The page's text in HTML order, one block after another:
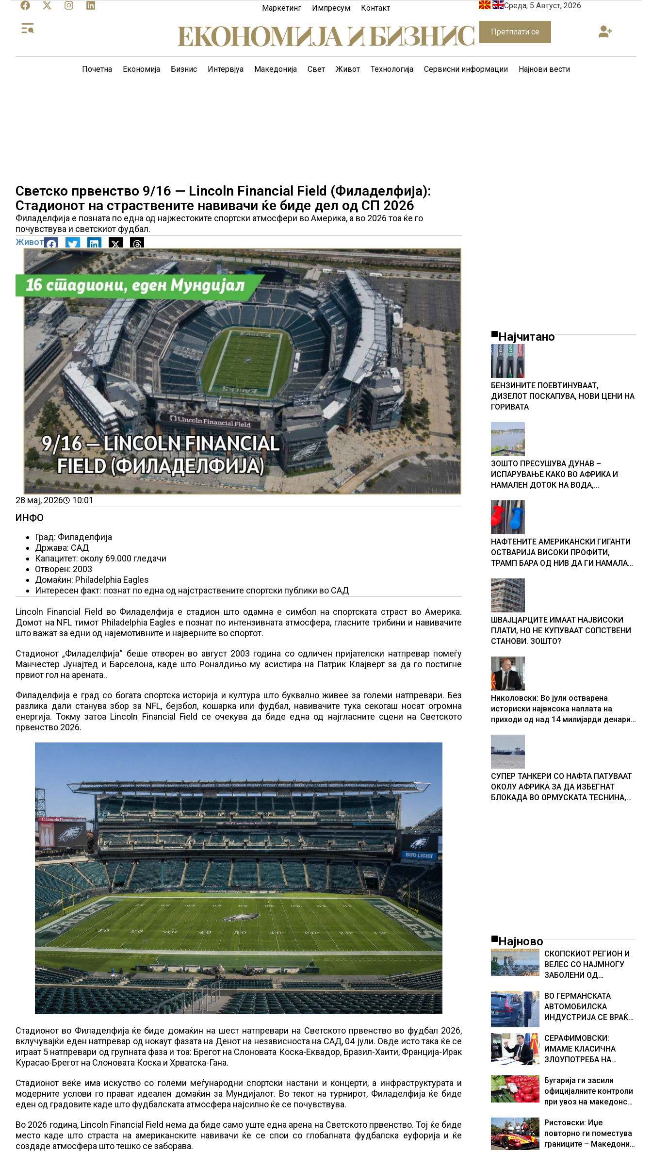
Маркетинг Импресум Контакт Среда, 5 Август, 2026
Претплати се
Почетна Економија Бизнис Интервјуа Македонија Свет Живот Технологија Сервисни информации Најнови вести
Светско првенство 9/16 — Lincoln Financial Field (Филаделфија):
Стадионот на страствените навивачи ќе биде дел од СП 2026
Филаделфија е позната по една од најжестоките спортски атмосфери во Америка, а во 2026 тоа ќе го
почувствува и светскиот фудбал.
Живот
28 мај, 2026 10:01
ИНФО
Град: Филаделфија
Држава: САД
Капацитет: околу 69.000 гледачи
Отворен: 2003
Домаќин: Philadelphia Eagles
Интересен факт: познат по една од најстраствените спортски публики во САД
Lincoln Financial Field во Филаделфија е стадион што одамна е симбол на спортската страст во Америка.
Домот на NFL тимот Philadelphia Eagles е познат по интензивната атмосфера, гласните трибини и навивачите
што важат за едни од најемотивните и најверните во спортот.
Стадионот „Филаделфија“ беше отворен во август 2003 година со одличен пријателски натпревар помеѓу
Манчестер Јунајтед и Барселона, каде што Роналдињо му асистира на Патрик Клајверт за да го постигне
првиот гол на арената..
Филаделфија е град со богата спортска историја и култура што буквално живее за големи натпревари. Без
разлика дали станува збор за NFL, бејзбол, кошарка или фудбал, навивачите тука секогаш носат огромна
енергија. Токму затоа Lincoln Financial Field се очекува да биде една од најгласните сцени на Светското
првенство 2026.
Стадионот во Филаделфија ќе биде домаќин на шест натпревари на Светското првенство во фудбал 2026,
вклучувајќи еден натпревар од нокаут фазата на Денот на независноста на САД, 04 јули. Овде исто така ќе се
играат 5 натпревари од групната фаза и тоа: Брегот на Слоновата Коска-Еквадор, Бразил-Хаити, Франција-Ирак
Курасао-Брегот на Слоновата Коска и Хрватска-Гана.
Стадионот веќе има искуство со големи меѓународни спортски настани и концерти, а инфраструктурата и
модерните услови го прават идеален домаќин за Мундијалот. Во текот на турнирот, Филаделфија ќе биде
еден од градовите каде што фудбалската атмосфера најсилно ќе се почувствува.
Во 2026 година, Lincoln Financial Field нема да биде само уште една арена на Светското првенство. Тој ќе биде
место каде што страста на американските навивачи ќе се спои со глобалната фудбалска еуфорија и ќе
создаде атмосфера што тешко се заборава.
Најчитано
БЕНЗИНИТЕ ПОЕВТИНУВААТ,
ДИЗЕЛОТ ПОСКАПУВА, НОВИ ЦЕНИ НА
ГОРИВАТА
ЗОШТО ПРЕСУШУВА ДУНАВ –
ИСПАРУВАЊЕ КАКО ВО АФРИКА И
НАМАЛЕН ДОТОК НА ВОДА,
Србија
НАФТЕНИТЕ АМЕРИКАНСКИ ГИГАНТИ
ОСТВАРИЈА ВИСОКИ ПРОФИТИ,
ТРАМП БАРА ОД НИВ ДА ГИ НАМАЛАТ
ШВАЈЦАРЦИТЕ ИМААТ НАЈВИСОКИ
ПЛАТИ, НО НЕ КУПУВААТ СОПСТВЕНИ
СТАНОВИ. ЗОШТО?
Николовски: Во јули остварена
историски највисока наплата на
приходи од над 14 милијарди денари
СУПЕР ТАНКЕРИ СО НАФТА ПАТУВААТ
ОКОЛУ АФРИКА ЗА ДА ИЗБЕГНАТ
БЛОКАДА ВО ОРМУСКАТА ТЕСНИНА,
Најново
СКОПСКИОТ РЕГИОН И
ВЕЛЕС СО НАЈМНОГУ
ЗАБОЛЕНИ ОД
ТРЕСКА, објави
министерот за
здравство Сашо
ВО ГЕРМАНСКАТА
АВТОМОБИЛСКА
ИНДУСТРИЈА СЕ ВРАЌА
СЕРАФИМОВСКИ:
ИМАМЕ КЛАСИЧНА
ЗЛОУПОТРЕБА НА
ОТКУПОТ НА МЛЕКОТО
Бугарија ги засили
официјалните контроли
при увоз на македонско
пиперки, објави АХВ
Ристовски: Иџе
повторно ги поместува
границите – Македонија